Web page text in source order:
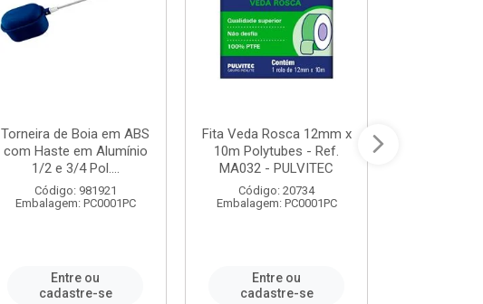
Torneira de Boia em ABS
com Haste em Alumínio
1/2 e 3/4 Pol....
Código: 981921
Embalagem: PC0001PC
Entre ou
cadastre-se
Fita Veda Rosca 12mm x
10m Polytubes - Ref.
MA032 - PULVITEC
Código: 20734
Embalagem: PC0001PC
Entre ou
cadastre-se